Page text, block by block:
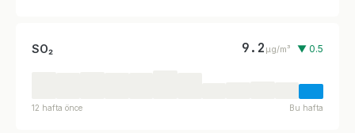
SO₂ 9.2 µg/m³ ▼ 0.5
12 hafta önce Bu hafta